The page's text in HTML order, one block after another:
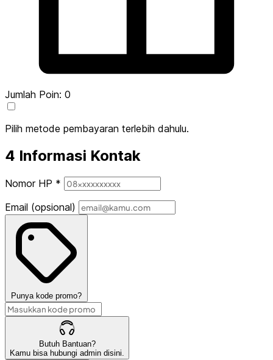
Jumlah Poin: 0
Pilih metode pembayaran terlebih dahulu.
4 Informasi Kontak
Nomor HP *
Email (opsional)
Punya kode promo?
Butuh Bantuan?
Kamu bisa hubungi admin disini.